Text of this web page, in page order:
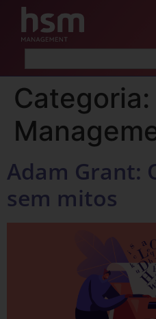
Categoria:
Adam Grant:
sem mitos